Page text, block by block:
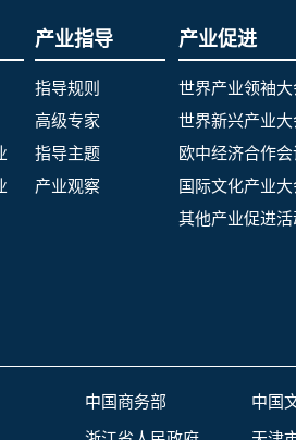
产业指导
指导规则
高级专家
指导主题
产业观察
产业促进
世界产业领袖大
世界新兴产业大
欧中经济合作会
国际文化产业大
其他产业促进活
中国商务部 中国